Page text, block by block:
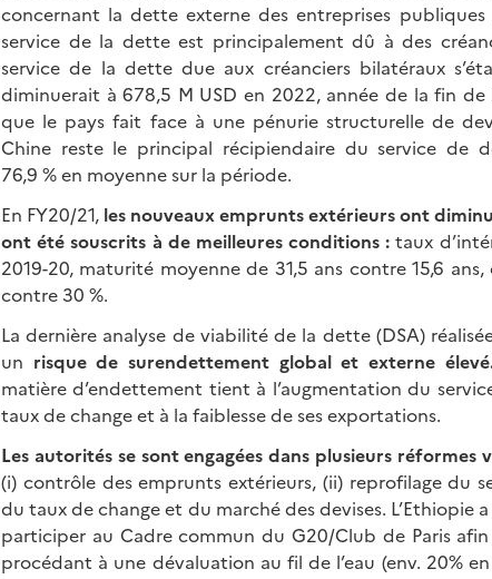
concernant la dette externe des entreprises
service de la dette est principalement dû à des
service de la dette due aux créanciers bilatéraux
diminuerait à 678,5 M USD en 2022, année de la fin de
que le pays fait face à une pénurie structurelle de
Chine reste le principal récipiendaire du service de
76,9 % en moyenne sur la période.
En FY20/21, les nouveaux emprunts extérieurs ont
ont été souscrits à de meilleures conditions : taux
2019-20, maturité moyenne de 31,5 ans contre 15,6
contre 30 %.
La dernière analyse de viabilité de la dette (DSA)
un risque de surendettement global et externe
matière d’endettement tient à l’augmentation du
taux de change et à la faiblesse de ses exportations.
Les autorités se sont engagées dans plusieurs
(i) contrôle des emprunts extérieurs, (ii) reprofilage du
du taux de change et du marché des devises. L’Ethiopie
participer au Cadre commun du G20/Club de Paris
procédant à une dévaluation au fil de l’eau (env. 20%